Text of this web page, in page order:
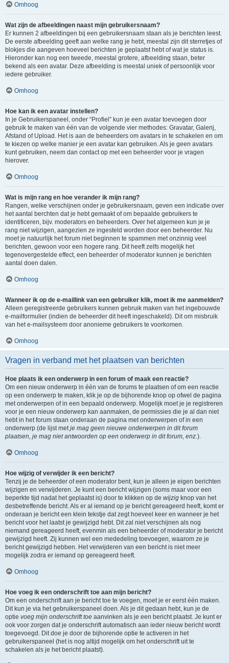
Omhoog
Wat zijn de afbeeldingen naast mijn gebruikersnaam?
Er kunnen 2 afbeeldingen bij een gebruikersnaam staan als je berichten leest.
De eerste afbeelding geeft aan welke rang je hebt, meestal zijn dit sterretjes of
blokjes die aangeven hoeveel berichten je geplaatst hebt of wat je status is.
Hieronder kan nog een tweede, meestal grotere, afbeelding staan, beter
bekend als een avatar. Deze afbeelding is meestal uniek of persoonlijk voor
iedere gebruiker.
Omhoog
Hoe kan ik een avatar instellen?
In je Gebruikerspaneel, onder “Profiel” kun je een avatar toevoegen door
gebruik te maken van één van de volgende vier methodes: Gravatar, Galerij,
Afstand of Upload. Het is aan de beheerders om avatars in te schakelen en om
te kiezen op welke manier je een avatar kan gebruiken. Als je geen avatars
kunt gebruiken, neem dan contact op met een beheerder voor je vragen
hierover.
Omhoog
Wat is mijn rang en hoe verander ik mijn rang?
Rangen, welke verschijnen onder je gebruikersnaam, geven een indicatie over
het aantal berchten dat je hebt gemaakt of om bepaalde gebruikers te
identificeren, bijv. moderators en beheerders. Over het algemeen kun je je
rang niet wijzigen, aangezien ze ingesteld worden door een beheerder. Nu
moet je natuurlijk het forum niet beginnen te spammen met onzinnig veel
berichten, gewoon voor een hogere rang. Dit heeft zelfs mogelijk het
tegenovergestelde effect, een beheerder of moderator kunnen je berichten
aantal doen dalen.
Omhoog
Wanneer ik op de e-maillink van een gebruiker klik, moet ik me aanmelden?
Alleen geregistreerde gebruikers kunnen gebruik maken van het ingebouwde
e-mailformulier (indien de beheerder dit heeft ingeschakeld). Dit om misbruik
van het e-mailsysteem door anonieme gebruikers te voorkomen.
Omhoog
Vragen in verband met het plaatsen van berichten
Hoe plaats ik een onderwerp in een forum of maak een reactie?
Om een nieuw onderwerp in één van de forums te plaatsen of om een reactie
op een onderwerp te maken, klik je op de bijhorende knop op ofwel de pagina
met onderwerpen of in een bepaald onderwerp. Mogelijk moet je je registreren
voor je een nieuw onderwerp kan aanmaken, de permissies die je al dan niet
hebt in het forum staan onderaan de pagina met onderwerpen of in een
onderwerp (de lijst met je mag geen nieuwe onderwerpen in dit forum
plaatsen, je mag niet antwoorden op een onderwerp in dit forum, enz. ).
Omhoog
Hoe wijzig of verwijder ik een bericht?
Tenzij je de beheerder of een moderator bent, kun je alleen je eigen berichten
wijzigen en verwijderen. Je kunt een bericht wijzigen (soms maar voor een
beperkte tijd nadat het geplaatst is) door te klikken op de wijzig knop van het
desbetreffende bericht. Als er al iemand op je bericht gereageerd heeft, komt er
onderaan je bericht een klein tekstje dat zegt hoeveel keer en wanneer je het
bericht voor het laatst je gewijzigd hebt. Dit zal niet verschijnen als nog
niemand gereageerd heeft, evenmin als een beheerder of moderator je bericht
gewijzigd heeft. Zij kunnen wel een mededeling toevoegen, waarom ze je
bericht gewijzigd hebben. Het verwijderen van een bericht is niet meer
mogelijk zodra er iemand op gereageerd heeft.
Omhoog
Hoe voeg ik een onderschrift toe aan mijn bericht?
Om een onderschrift aan je bericht toe te voegen, moet je er eerst één maken.
Dit kun je via het gebruikerspaneel doen. Als je dit gedaan hebt, kun je de
optie voeg mijn onderschrift toe aanvinken als je een bericht plaatst. Je kunt er
ook voor zorgen dat je onderschrift automatisch aan ieder nieuw bericht wordt
toegevoegd. Dit doe je door de bijhorende optie te activeren in het
gebruikerspaneel (het is nog altijd mogelijk om het onderschrift uit te
schakelen als je het bericht plaatst).